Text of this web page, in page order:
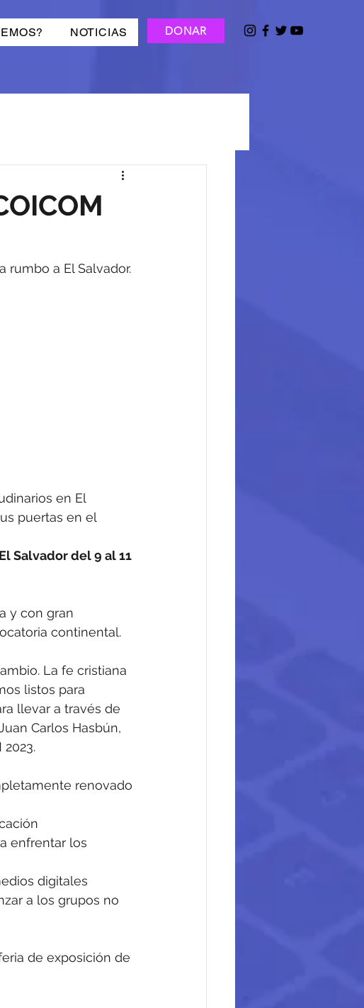
NOTICIAS DONAR
rumbo a El Salvador.
en El
puertas en el
Salvador del 9 al 11
y con gran
continental.
La fe cristiana
listos para
llevar a través de
Carlos Hasbún,
renovado
enfrentar los
digitales
a los grupos no
de exposición de